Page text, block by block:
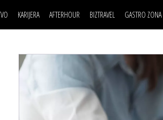
KARIJERA
KNOW-HOW
AFTERHOUR
AUTO SVET
WELLBEING
BIZTRAVEL GASTRO ZONA
POSAO
MOJ UGAO
KNOW-HOW
FILM I SCENA
AUTO SVET
WELLBEING